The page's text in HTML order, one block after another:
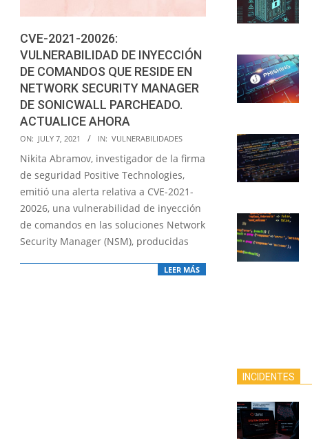
CVE-2021-20026:
VULNERABILIDAD DE INYECCIÓN
DE COMANDOS QUE RESIDE EN
NETWORK SECURITY MANAGER
DE SONICWALL PARCHEADO.
ACTUALICE AHORA
2021-
07-
07
ON: JULY 7, 2021 IN: VULNERABILIDADES
Nikita Abramov, investigador de la firma
de seguridad Positive Technologies,
emitió una alerta relativa a CVE-2021-
20026, una vulnerabilidad de inyección
de comandos en las soluciones Network
Security Manager (NSM), producidas
LEER MÁS
INCIDENTES